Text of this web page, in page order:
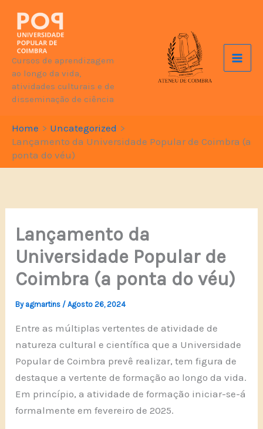
content
Cursos de aprendizagem
ao longo da vida,
atividades culturais e de
disseminação de ciência
Home
Uncategorized
Lançamento da Universidade Popular de Coimbra (a
ponta do véu)
Lançamento da
Universidade Popular de
Coimbra (a ponta do véu)
By agmartins /Agosto 26, 2024
Entre as múltiplas vertentes de atividade de
natureza cultural e científica que a Universidade
Popular de Coimbra prevê realizar, tem figura de
destaque a vertente de formação ao longo da vida.
Em princípio, a atividade de formação iniciar-se-á
formalmente em fevereiro de 2025.